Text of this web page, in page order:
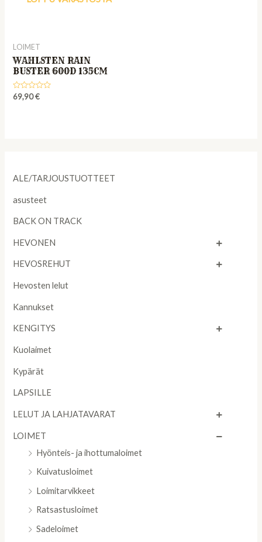
ALE/TARJOUSTUOTTEET
asusteet
BACK ON TRACK
HEVONEN
HEVOSREHUT
Hevosten lelut
Kannukset
KENGITYS
Kuolaimet
Kypärät
LAPSILLE
LELUT JA LAHJATAVARAT
LOIMET
Hyönteis- ja ihottumaloimet
Kuivatusloimet
Loimitarvikkeet
Ratsastusloimet
Sadeloimet
LOIMET
WAHLSTEN RAIN
BUSTER 600D 135CM
Rated
69,90€